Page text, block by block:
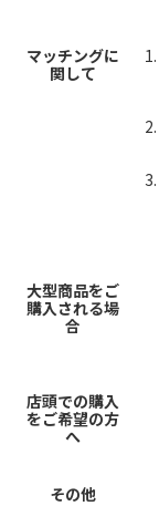
マッチングに
関して
大型商品をご
購入される場
合
店頭での購入
をご希望の方
へ
その他